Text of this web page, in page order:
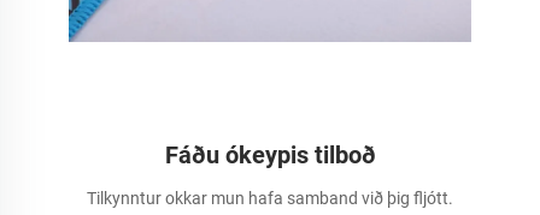
Fáðu ókeypis tilboð
Tilkynntur okkar mun hafa samband við þig fljótt.